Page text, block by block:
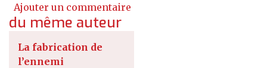
Ajouter un commentaire
du même auteur
La fabrication de
l’ennemi